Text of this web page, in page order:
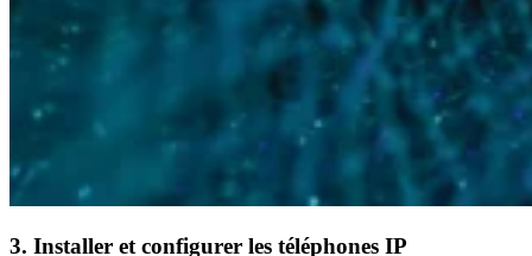
3. Installer et configurer les téléphones IP